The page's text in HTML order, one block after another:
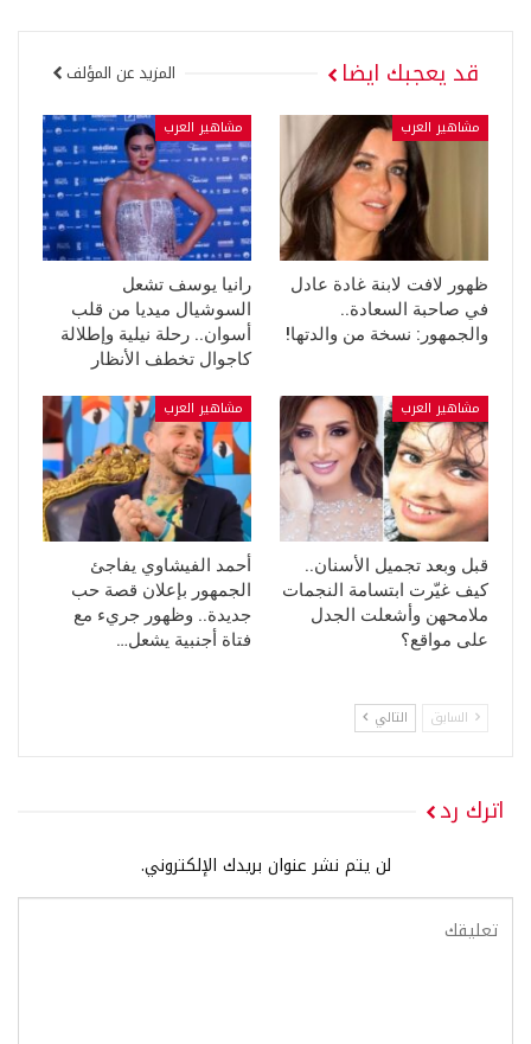
قد يعجبك ايضا المزيد عن المؤلف
مشاهير العرب
ظهور لافت لابنة غادة عادل
في صاحبة السعادة..
والجمهور: نسخة من والدتها!
مشاهير العرب
رانيا يوسف تشعل
السوشيال ميديا من قلب
أسوان.. رحلة نيلية وإطلالة
كاجوال تخطف الأنظار
مشاهير العرب
قبل وبعد تجميل الأسنان..
كيف غيّرت ابتسامة النجمات
ملامحهن وأشعلت الجدل
على مواقع؟
مشاهير العرب
أحمد الفيشاوي يفاجئ
الجمهور بإعلان قصة حب
جديدة.. وظهور جريء مع
فتاة أجنبية يشعل…
السابق التالي
اترك رد
لن يتم نشر عنوان بريدك الإلكتروني.